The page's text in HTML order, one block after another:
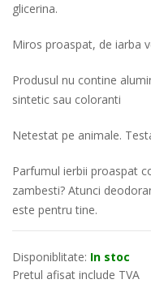
glicerina.
Miros proaspat, de iarba
Produsul nu contine
sintetic sau coloranti
Netestat pe animale.
Parfumul ierbii proaspat
zambesti? Atunci
este pentru tine.
Disponiblitate: In stoc
Pretul afisat include TVA